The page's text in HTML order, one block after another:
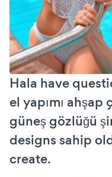
Hala have
el yapımı
güneş gözlüğü
designs sahip
create.